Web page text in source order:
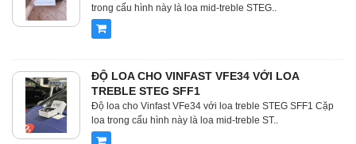
trong cấu hình này là loa mid-treble STEG..
ĐỘ LOA CHO VINFAST VFE34 VỚI LOA
TREBLE STEG SFF1
Độ loa cho Vinfast VFe34 với loa treble STEG SFF1 Cặp
loa trong cấu hình này là loa mid-treble ST..